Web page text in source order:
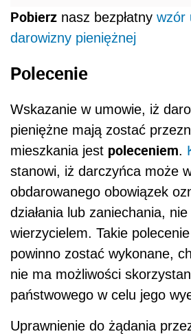
Pobierz nasz bezpłatny wzór
darowizny pieniężnej
Polecenie
Wskazanie w umowie, iż
pieniężne mają zostać
mieszkania jest poleceniem.
stanowi, iż darczyńca może
obdarowanego obowiązek
działania lub zaniechania,
wierzycielem. Takie
powinno zostać wykonane,
nie ma możliwości
państwowego w celu jego
Uprawnienie do żądania